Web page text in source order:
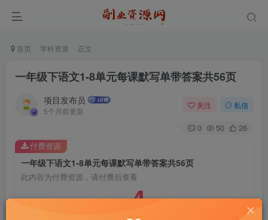
首页 学科资源 正文
一年级下语文1-8单元每课默写单带答案共56页
项目发布员
5个月前更新
关注 私信
0 50 26
一年级下语文1-8单元每课默写单带答案共56页
此内容为付费资源，请付费后查看
4
付费资源